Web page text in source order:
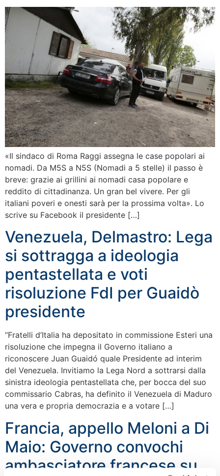
«Il sindaco di Roma Raggi assegna le case popolari ai
nomadi. Da M5S a N5S (Nomadi a 5 stelle) il passo è
breve: grazie ai grillini ai nomadi casa popolare e
reddito di cittadinanza. Un gran bel vivere. Per gli
italiani poveri e onesti sarà per la prossima volta». Lo
scrive su Facebook il presidente […]
Venezuela, Delmastro: Lega
si sottragga a ideologia
pentastellata e voti
risoluzione FdI per Guaidò
presidente
“Fratelli d’Italia ha depositato in commissione Esteri una
risoluzione che impegna il Governo italiano a
riconoscere Juan Guaidó quale Presidente ad interim
del Venezuela. Invitiamo la Lega Nord a sottrarsi dalla
sinistra ideologia pentastellata che, per bocca del suo
commissario Cabras, ha definito il Venezuela di Maduro
una vera e propria democrazia e a votare […]
Francia, appello Meloni a Di
Maio: Governo convochi
ambasciatore francese su